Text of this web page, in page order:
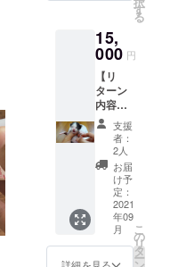
なりま
す。ご
了承く
ださ
い。)
《雑貨
詳細》
・ヘア
ピン ・
ヘアゴ
ム ・
バック
チャー
ム ・マ
スクス
トラッ
援雑貨2
考欄に
て希望
する雑
貨2点の
記入を
お願い
します
(記入が
ない場
合はラ
ンダム
となり
ます。)
(すべて
1点もの
なの
で、
す
る
15,
000 円
【リ
ターン
内容】
①お礼
のメー
ル ②保
護活動
のレ
ポート
(メール
にて) ③
スト
リート
チルド
支援
者：
2人
お届
け予
定：
2021
年09
月
こ
の
リ
タ
ー